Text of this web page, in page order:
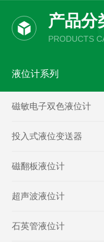
产品分
PRODUCTS
液位计系列
磁敏电子双色液位计
投入式液位变送器
磁翻板液位计
超声波液位计
石英管液位计